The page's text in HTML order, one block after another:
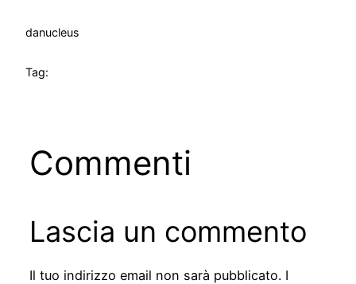
danucleus
Tag:
Commenti
Lascia un commento
Il tuo indirizzo email non sarà pubblicato. I